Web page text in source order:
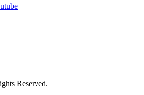
Reserved.